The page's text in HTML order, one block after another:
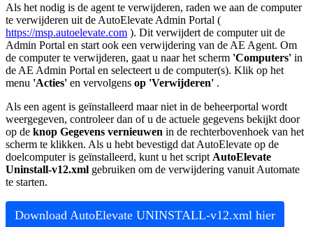
Als het nodig is de agent te verwijderen, raden we aan de computer
te verwijderen uit de AutoElevate Admin Portal (
https://msp.autoelevate.com ). Dit verwijdert de computer uit de
Admin Portal en start ook een verwijdering van de AE Agent. Om
de computer te verwijderen, gaat u naar het scherm 'Computers' in
de AE Admin Portal en selecteert u de computer(s). Klik op het
menu 'Acties' en vervolgens op 'Verwijderen' .
Als een agent is geïnstalleerd maar niet in de beheerportal wordt
weergegeven, controleer dan of u de actuele gegevens bekijkt door
op de knop Gegevens vernieuwen in de rechterbovenhoek van het
scherm te klikken. Als u hebt bevestigd dat AutoElevate op de
doelcomputer is geïnstalleerd, kunt u het script AutoElevate
Uninstall-v12.xml gebruiken om de verwijdering vanuit Automate
te starten.
Download AutoElevate UNINSTALL-v12.xml hier